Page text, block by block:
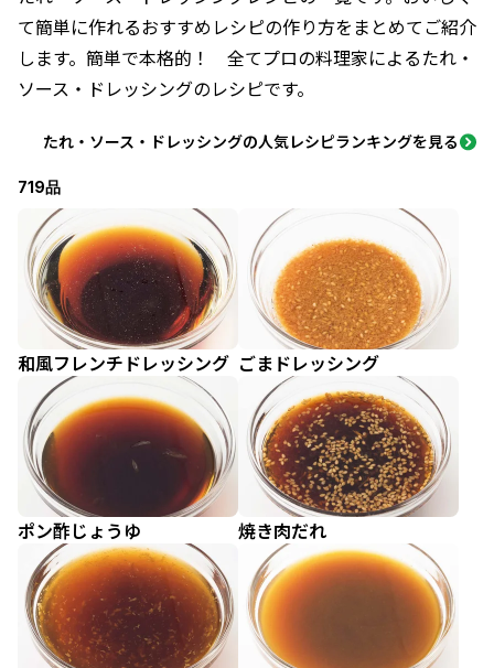
て簡単に作れるおすすめレシピの作り方をまとめてご紹介
します。簡単で本格的！ 全てプロの料理家によるたれ・
ソース・ドレッシングのレシピです。
たれ・ソース・ドレッシングの人気レシピランキングを見る
719品
和風フレンチドレッシング ごまドレッシング
ポン酢じょうゆ 焼き肉だれ